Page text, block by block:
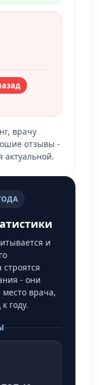
врачу
отзывы -
актуальной.
и
- они
врача,
году.